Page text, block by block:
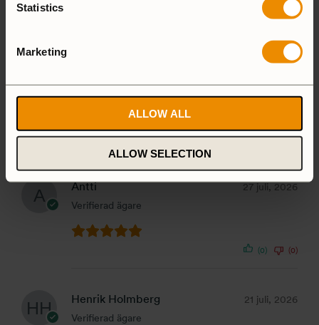
Statistics
Marketing
ALLOW ALL
ALLOW SELECTION
30 juli, 2026
quality of theese products
(0) (0)
Antti
Verifierad ägare
27 juli, 2026
(0) (0)
Henrik Holmberg
Verifierad ägare
21 juli, 2026